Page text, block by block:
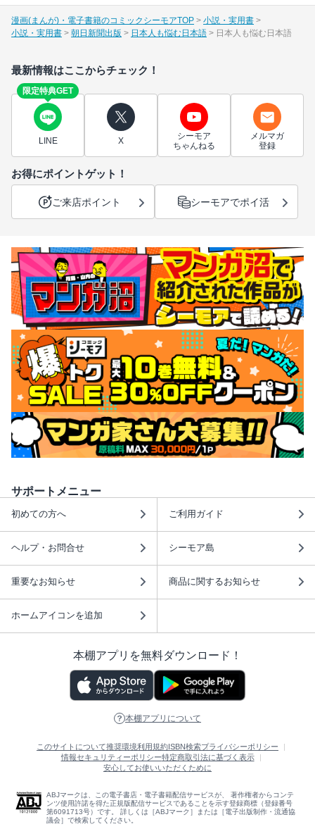
漫画(まんが)・電子書籍のコミックシーモアTOP
小説・実用書
小説・実用書
朝日新聞出版 日本人も悩む日本語 日本人も悩む日本語
最新情報はここからチェック！
限定特典GET
LINE X
シーモア
ちゃんねる
メルマガ
登録
お得にポイントゲット！
ご来店ポイント シーモアでポイ活
サポートメニュー
初めての方へ ご利用ガイド
ヘルプ・お問合せ シーモア島
重要なお知らせ 商品に関するお知らせ
ホームアイコンを追加
本棚アプリを無料ダウンロード！
本棚アプリについて
このサイトについて推奨環境利用規約 ISBN検索プライバシーポリシー
情報セキュリティーポリシー特定商取引法に基づく表示
安心してお使いいただくために
ABJマークは、この電子書店・電子書籍配信サービスが、 著作権者からコンテ
ンツ使用許諾を得た正規版配信サービスであることを示す登録商標（登録番号
第6091713号）です。 詳しくは［ABJマーク］または［電子出版制作・流通協
議会］で検索してください。